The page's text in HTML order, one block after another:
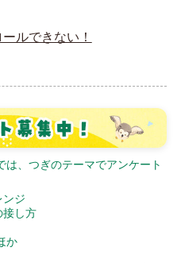
ルできない！
は、つぎのテーマでアンケート
ンジ
接し方
か